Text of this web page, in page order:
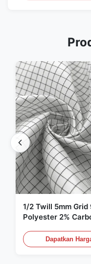
1/2 Twill 5mm Grid
Polyester 2%
Dapatkan